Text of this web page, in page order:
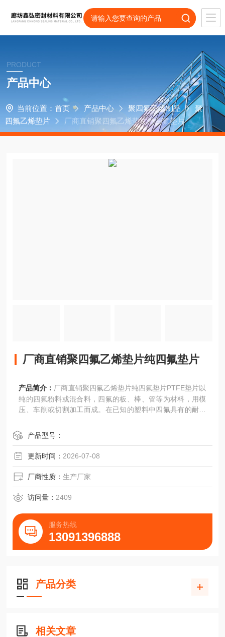
PRODUCT
产品中心
当前位置： 首页 产品中心 聚四氟乙烯制品
聚
四氟乙烯垫片
厂商直销聚四氟乙烯垫片纯四氟垫片
厂商直销聚四氟乙烯垫片纯四氟垫片
产品简介： 厂商直销聚四氟乙烯垫片纯四氟垫片PTFE垫片以
纯的四氟粉料或混合料，四氟的板、棒、管等为材料，用模
压、车削或切割加工而成。在已知的塑料中四氟具有的耐化
80~+260°C。
产品型号：
更新时间： 2026-07-08
厂商性质：生产厂家
访问量： 2409
服务热线
13091396888
产品分类
相关文章